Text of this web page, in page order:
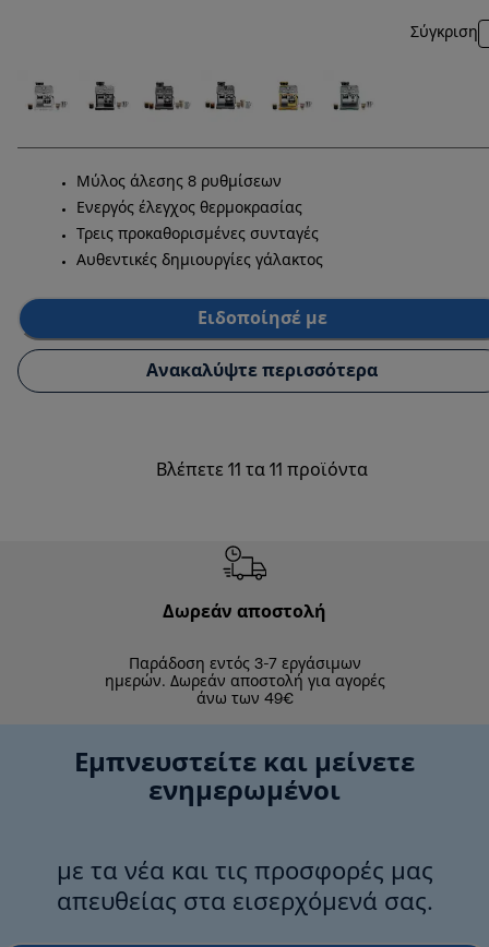
Σύγκριση
Μύλος άλεσης 8 ρυθμίσεων
Ενεργός έλεγχος θερμοκρασίας
Τρεις προκαθορισμένες συνταγές
Αυθεντικές δημιουργίες γάλακτος
Ειδοποίησέ με
Ανακαλύψτε περισσότερα
Βλέπετε 11 τα 11 προϊόντα
Δωρεάν αποστολή
Παράδοση εντός 3-7 εργάσιμων
ημερών. Δωρεάν αποστολή για αγορές
άνω των 49€
Εμπνευστείτε και μείνετε
ενημερωμένοι
με τα νέα και τις προσφορές μας
απευθείας στα εισερχόμενά σας.